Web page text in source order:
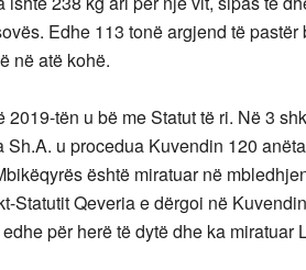
Edhe 113 tonë argjend të
në atë kohë.
tën u bë me Statut të ri. Në 3
u procedua Kuvendin 120
është miratuar në
Statutit Qeveria e dërgoi në
për herë të dytë dhe ka miratuar